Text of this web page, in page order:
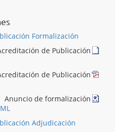
Formalización
de Publicación
de Publicación
Anuncio de formalización
Adjudicación